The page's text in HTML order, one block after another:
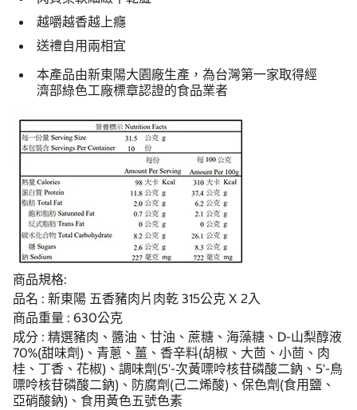
越嚼越香越上癮
送禮自用兩相宜
本產品由新東陽大園廠生產，為台灣第一家取得經
濟部綠色工廠標章認證的食品業者
商品規格:
品名 : 新東陽 五香豬肉片肉乾 315公克 X 2入
商品重量 : 630公克
成分 : 精選豬肉、醬油、甘油、蔗糖、海藻糖、D-山梨醇液
70%(甜味劑)、青蔥、薑、香辛料(胡椒、大茴、小茴、肉
桂、丁香、花椒)、調味劑(5'-次黃嘌呤核苷磷酸二鈉、5'-鳥
嘌呤核苷磷酸二鈉)、防腐劑(己二烯酸)、保色劑(食用鹽、
亞硝酸鈉)、食用黃色五號色素